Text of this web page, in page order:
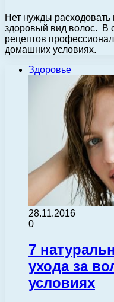
Нет нужды расходовать
здоровый вид волос. В
рецептов
домашних условиях.
Здоровье
28.11.2016
0
7
ухода за
условиях